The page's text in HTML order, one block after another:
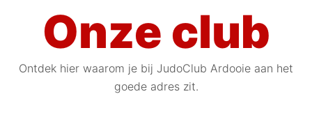
Onze club
Ontdek hier waarom je bij JudoClub Ardooie aan het
goede adres zit.